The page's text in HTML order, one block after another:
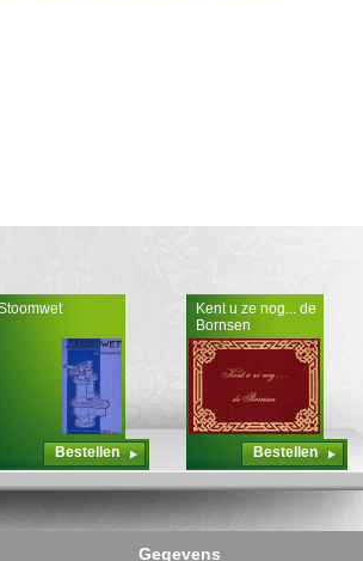
Bestellen
Kent u ze nog... de
Bornsen
Bestellen
Gegevens